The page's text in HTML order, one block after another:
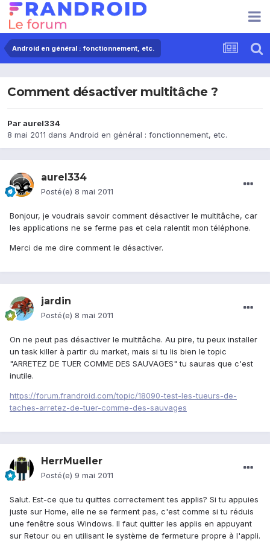
Android en général : fonctionnement, etc.
Comment désactiver multitâche ?
Paraurel334
8 mai 2011 dans Android en général : fonctionnement, etc.
aurel334
Posté(e) 8 mai 2011
Bonjour, je voudrais savoir comment désactiver le multitâche, car
les applications ne se ferme pas et cela ralentit mon téléphone.
Merci de me dire comment le désactiver.
jardin
Posté(e) 8 mai 2011
On ne peut pas désactiver le multitâche. Au pire, tu peux installer
un task killer à partir du market, mais si tu lis bien le topic
"ARRETEZ DE TUER COMME DES SAUVAGES" tu sauras que c'est
inutile.
https://forum.frandroid.com/topic/18090-test-les-tueurs-de-
taches-arretez-de-tuer-comme-des-sauvages
HerrMueller
Posté(e) 9 mai 2011
Salut. Est-ce que tu quittes correctement tes applis? Si tu appuies
juste sur Home, elle ne se ferment pas, c'est comme si tu réduis
une fenêtre sous Windows. Il faut quitter les applis en appuyant
sur Retour ou en utilisant le système de fermeture propre à l'appli.